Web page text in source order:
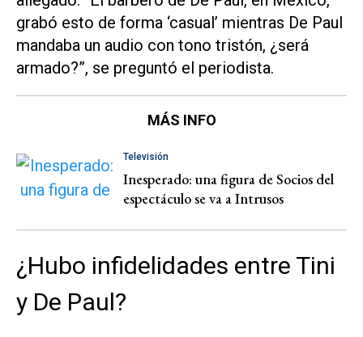
grabó esto de forma ‘casual’ mientras De Paul
mandaba un audio con tono tristón, ¿será
armado?”, se preguntó el periodista.
MÁS INFO
Televisión
Inesperado: una figura de Socios del
espectáculo se va a Intrusos
¿Hubo infidelidades entre Tini
y De Paul?